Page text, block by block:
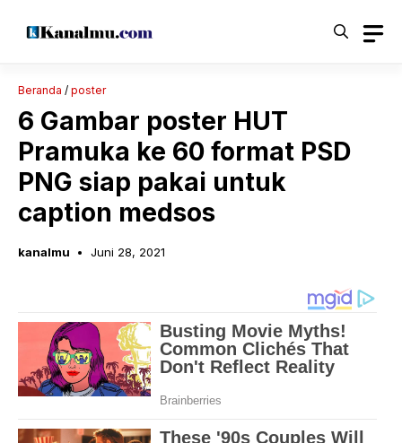
Beranda / poster
6 Gambar poster HUT
Pramuka ke 60 format PSD
PNG siap pakai untuk
caption medsos
kanalmu Juni 28, 2021